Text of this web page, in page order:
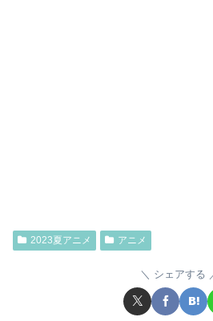
2023夏アニメ アニメ
シェアする